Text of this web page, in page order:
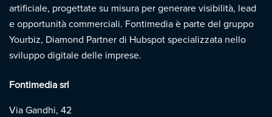
artificiale, progettate su misura per generare visibilità, lead
e opportunità commerciali. Fontimedia è parte del gruppo
Yourbiz, Diamond Partner di Hubspot specializzata nello
sviluppo digitale delle imprese.
Fontimedia srl
Via Gandhi, 42